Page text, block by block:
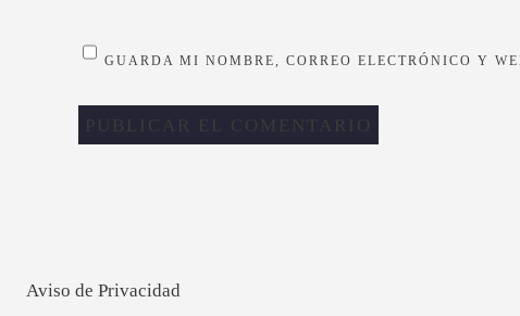
GUARDA MI NOMBRE, CORREO ELECTRÓNICO Y
Aviso de Privacidad